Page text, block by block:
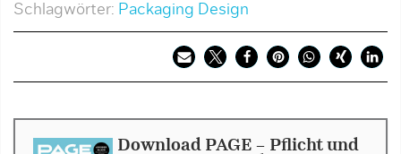
Schlagwörter: Packaging Design
Download PAGE - Pflicht und